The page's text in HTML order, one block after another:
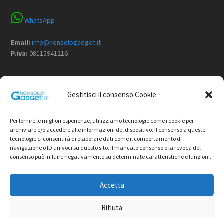
Gestitisci il consenso Cookie
Per fornire le migliori esperienze, utilizziamo tecnologie come i cookie per
archiviare e/o accedere alle informazioni del dispositivo. Il consenso a queste
tecnologie ci consentirà di elaborare dati come il comportamento di
navigazione o ID univoci su questo sito. Il mancato consenso o la revoca del
consenso può influire negativamente su determinate caratteristiche e funzioni.
Accetta
Rifiuta
WhatsApp
Email: info@nonsologadget.it
P.iva: 08115941216
Menù
Home
Non Solo Gadget
Shop
Contatti
Cookie Policy